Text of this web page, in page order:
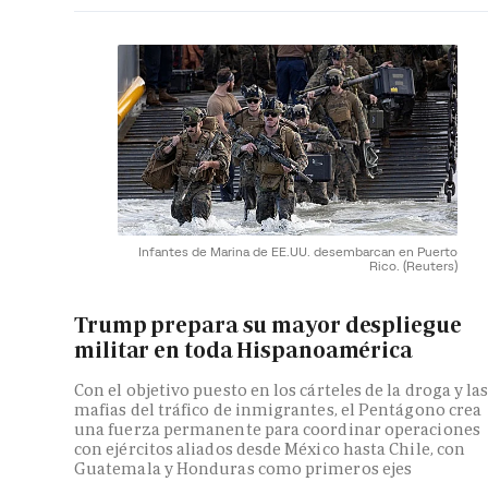
Infantes de Marina de EE.UU. desembarcan en Puerto
Rico. (Reuters)
Trump prepara su mayor despliegue
militar en toda Hispanoamérica
Con el objetivo puesto en los cárteles de la droga y las
mafias del tráfico de inmigrantes, el Pentágono crea
una fuerza permanente para coordinar operaciones
con ejércitos aliados desde México hasta Chile, con
Guatemala y Honduras como primeros ejes